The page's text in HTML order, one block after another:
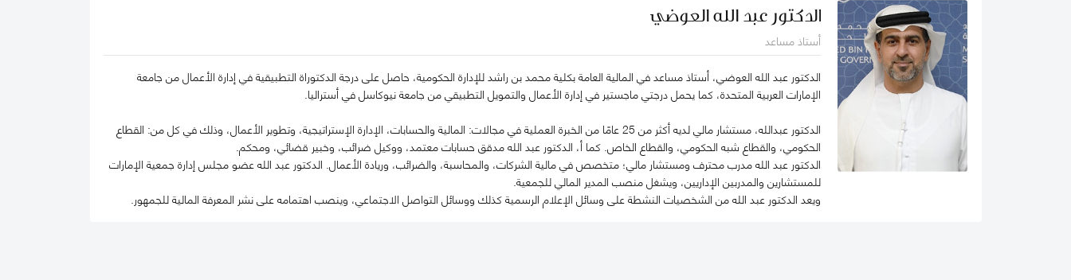
الدكتور عبد الله العوضي
أستاذ مساعد
الدكتور عبد الله العوضي، أستاذ مساعد في المالية العامة بكلية محمد بن راشد للإدارة الحكومية، حاصل على درجة الدكتوراة التطبيقية في إدارة الأعمال من جامعة
الإمارات العربية المتحدة، كما يحمل درجتي ماجستير في إدارة الأعمال والتمويل التطبيقي من جامعة نيوكاسل في أستراليا.
الدكتور عبدالله، مستشار مالي لديه أكثر من 25 عامًا من الخبرة العملية في مجالات: المالية والحسابات، الإدارة الإستراتيجية، وتطوير الأعمال، وذلك في كل من: القطاع
الحكومي، والقطاع شبه الحكومي، والقطاع الخاص. كما أ، الدكتور عبد الله مدقق حسابات معتمد، ووكيل ضرائب، وخبير قضائي، ومحكم.
الدكتور عبد الله مدرب محترف ومستشار مالي؛ متخصص في مالية الشركات، والمحاسبة، والضرائب، وريادة الأعمال. الدكتور عبد الله عضو مجلس إدارة جمعية الإمارات
للمستشارين والمدربين الإداريين، ويشغل منصب المدير المالي للجمعية.
ويعد الدكتور عبد الله من الشخصيات النشطة على وسائل الإعلام الرسمية كذلك ووسائل التواصل الاجتماعي، وينصب اهتمامه على نشر المعرفة المالية للجمهور.